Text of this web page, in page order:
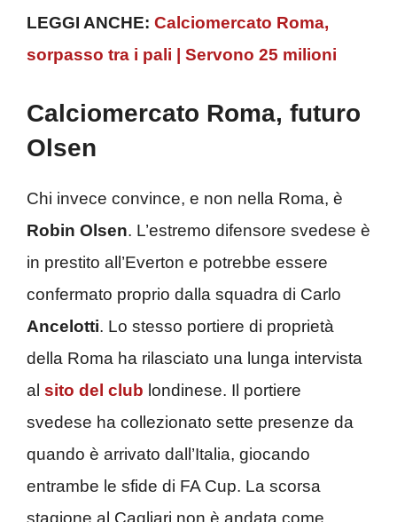
LEGGI ANCHE: Calciomercato Roma,
sorpasso tra i pali | Servono 25 milioni
Calciomercato Roma, futuro
Olsen
Chi invece convince, e non nella Roma, è
Robin Olsen. L’estremo difensore svedese è
in prestito all’Everton e potrebbe essere
confermato proprio dalla squadra di Carlo
Ancelotti. Lo stesso portiere di proprietà
della Roma ha rilasciato una lunga intervista
al sito del club londinese. Il portiere
svedese ha collezionato sette presenze da
quando è arrivato dall’Italia, giocando
entrambe le sfide di FA Cup. La scorsa
stagione al Cagliari non è andata come